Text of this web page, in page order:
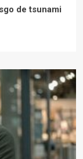
de tsunami